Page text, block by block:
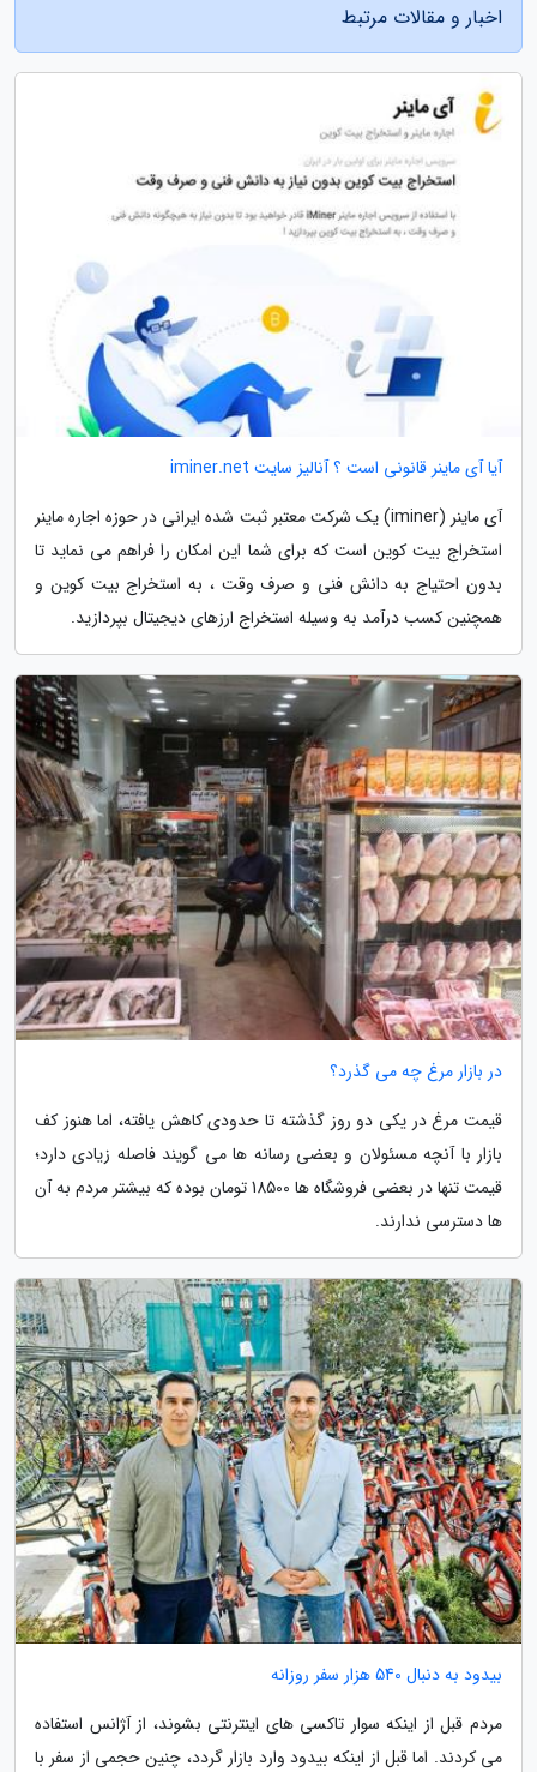
اخبار و مقالات مرتبط
آیا آی ماینر قانونی است ؟ آنالیز سایت iminer.net
آی ماینر (iminer) یک شرکت معتبر ثبت شده ایرانی در حوزه اجاره ماینر
استخراج بیت کوین است که برای شما این امکان را فراهم می نماید تا
بدون احتیاج به دانش فنی و صرف وقت ، به استخراج بیت کوین و
همچنین کسب درآمد به وسیله استخراج ارزهای دیجیتال بپردازید.
در بازار مرغ چه می گذرد؟
قیمت مرغ در یکی دو روز گذشته تا حدودی کاهش یافته، اما هنوز کف
بازار با آنچه مسئولان و بعضی رسانه ها می گویند فاصله زیادی دارد؛
قیمت تنها در بعضی فروشگاه ها 18500 تومان بوده که بیشتر مردم به آن
ها دسترسی ندارند.
بیدود به دنبال 540 هزار سفر روزانه
مردم قبل از اینکه سوار تاکسی های اینترنتی بشوند، از آژانس استفاده
می کردند. اما قبل از اینکه بیدود وارد بازار گردد، چنین حجمی از سفر با